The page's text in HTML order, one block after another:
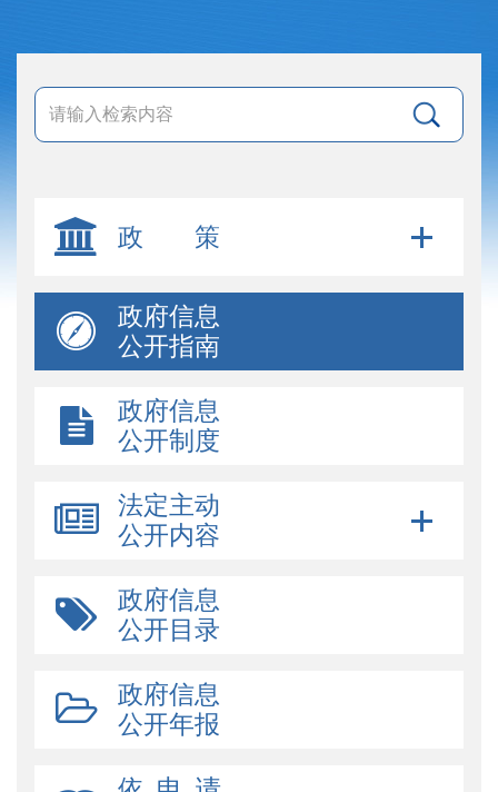
政 策
政府信息
公开指南
政府信息
公开制度
法定主动
公开内容
政府信息
公开目录
政府信息
公开年报